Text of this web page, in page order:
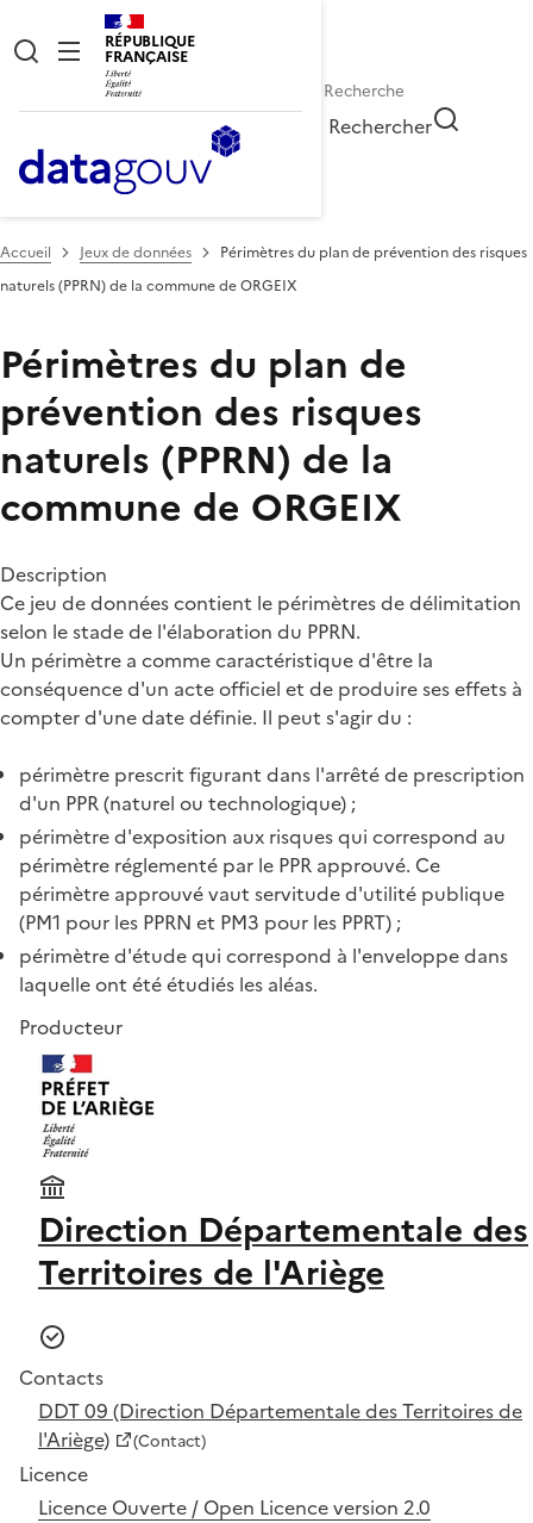
RÉPUBLIQUE
FRANÇAISE
Rechercher
Accueil Jeux de données
Périmètres du plan de prévention des risques
naturels (PPRN) de la commune de ORGEIX
Périmètres du plan de
prévention des risques
naturels (PPRN) de la
commune de ORGEIX
Description
Ce jeu de données contient le périmètres de délimitation
selon le stade de l'élaboration du PPRN.
Un périmètre a comme caractéristique d'être la
conséquence d'un acte officiel et de produire ses effets à
compter d'une date définie. Il peut s'agir du :
périmètre prescrit figurant dans l'arrêté de prescription
d'un PPR (naturel ou technologique) ;
périmètre d'exposition aux risques qui correspond au
périmètre réglementé par le PPR approuvé. Ce
périmètre approuvé vaut servitude d'utilité publique
(PM1 pour les PPRN et PM3 pour les PPRT) ;
périmètre d'étude qui correspond à l'enveloppe dans
laquelle ont été étudiés les aléas.
Producteur
Direction Départementale des
Territoires de l'Ariège
Contacts
DDT 09 (Direction Départementale des Territoires de
l'Ariège)
(Contact)
Licence
Licence Ouverte / Open Licence version 2.0